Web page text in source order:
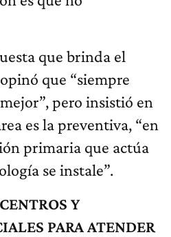
que brinda el
que “siempre
pero insistió en
es la preventiva, “en
primaria que actúa
se instale”.
Y
PARA ATENDER